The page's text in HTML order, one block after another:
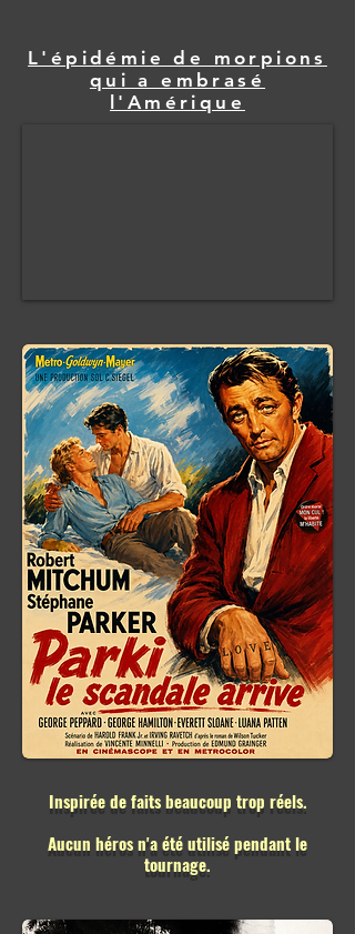
L'épidémie de morpions
qui a embrasé
l'Amérique
Inspirée de faits beaucoup trop réels.
Aucun héros n'a été utilisé pendant le
tournage.